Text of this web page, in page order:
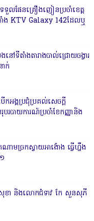
លផែនគ្រឿងញៀនប្រចាំខេត្ត
ាំង KTV Galaxy 142ដែលឬ
នៅទីតាំងតារាងបាល់ជ្រោយចង្វារ
ក់
អង្គប្រជុំប្រគល់សេចក្តី
បាយការណ៍ប្រចាំខែកញ្ញានិង
មច្រកស្វាយអាង៉ោង ធ្វើហ្នឹង
ខា និងលោកជំទាវ កែ សួនសុភី